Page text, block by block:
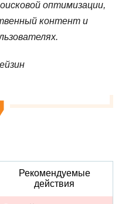
оптимизации,
контент и
Рекомендуемые
действия